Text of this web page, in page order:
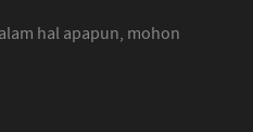
hal apapun, mohon